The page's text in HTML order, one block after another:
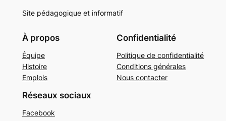
Site pédagogique et informatif
À propos
Équipe
Histoire
Emplois
Confidentialité
Politique de confidentialité
Conditions générales
Nous contacter
Réseaux sociaux
Facebook